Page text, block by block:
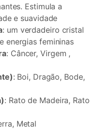
Estimula a
e suavidade
: um verdadeiro cristal
energias femininas
: Câncer, Virgem ,
: Boi, Dragão, Bode,
: Rato de Madeira, Rato
Metal